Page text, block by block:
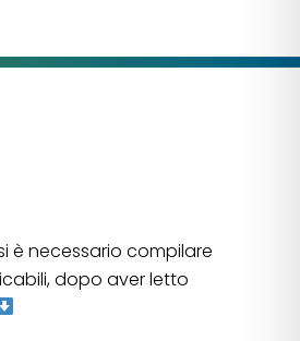
è necessario compilare
dopo aver letto